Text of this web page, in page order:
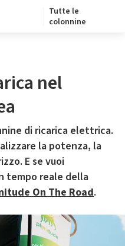
Tutte le
colonnine
nel
di ricarica elettrica.
la potenza, la
E se vuoi
tempo reale della
On The Road.